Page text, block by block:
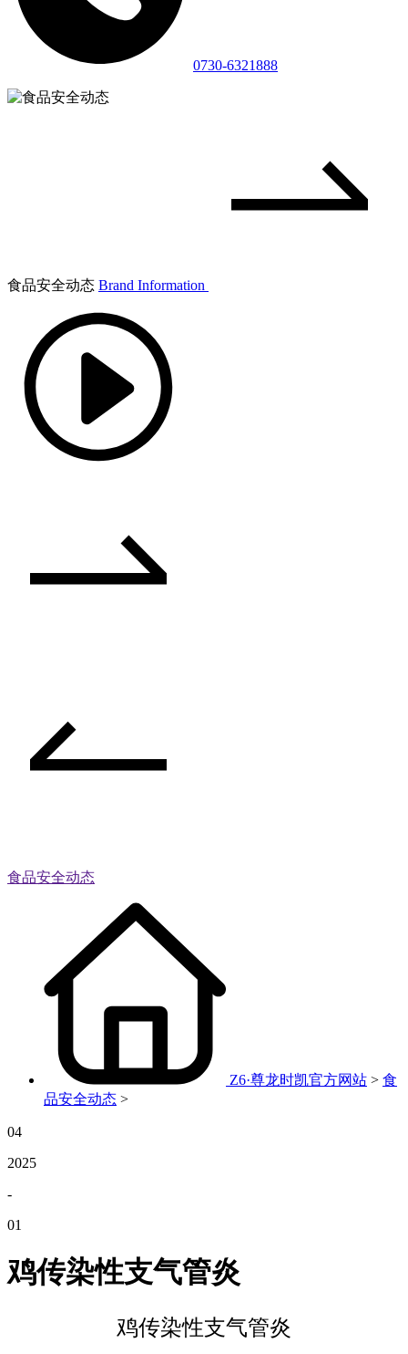
0730-6321888
食品安全动态 Brand Information
食品安全动态
Z6·尊龙时凯官方网站 > 食
品安全动态 >
04
2025
-
01
鸡传染性支气管炎
鸡传染性支气管炎